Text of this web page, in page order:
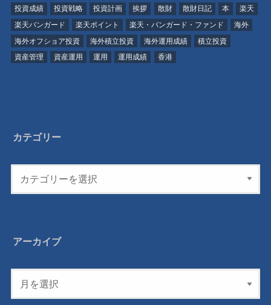
投資成績
投資戦略 投資計画 挨拶 散財 散財日記 本
楽天
楽天バンガード
楽天ポイント 楽天・バンガード・ファンド
海外
海外オフショア投資
海外積立投資 海外運用成績
積立投資
資産管理
資産運用 運用 運用成績 香港
カテゴリー
アーカイブ